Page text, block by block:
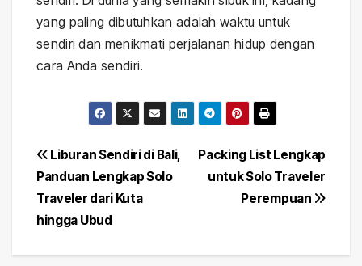
yang paling dibutuhkan adalah waktu untuk
sendiri dan menikmati perjalanan hidup dengan
cara Anda sendiri.
Navigasi
pos
Packing List Lengkap
untuk Solo Traveler
Perempuan
Liburan Sendiri di Bali,
Panduan Lengkap Solo
Traveler dari Kuta
hingga Ubud